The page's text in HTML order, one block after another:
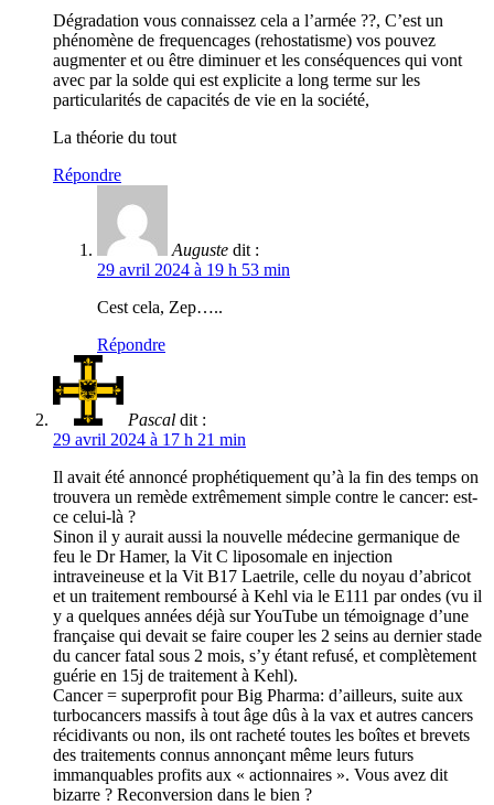
Dégradation vous connaissez cela a l’armée ??, C’est un
phénomène de frequencages (rehostatisme) vos pouvez
augmenter et ou être diminuer et les conséquences qui vont
avec par la solde qui est explicite a long terme sur les
particularités de capacités de vie en la société,
La théorie du tout
Répondre
Auguste dit :
29 avril 2024 à 19 h 53 min
Cest cela, Zep…..
Répondre
Pascal dit :
29 avril 2024 à 17 h 21 min
Il avait été annoncé prophétiquement qu’à la fin des temps on
trouvera un remède extrêmement simple contre le cancer: est-
ce celui-là ?
Sinon il y aurait aussi la nouvelle médecine germanique de
feu le Dr Hamer, la Vit C liposomale en injection
intraveineuse et la Vit B17 Laetrile, celle du noyau d’abricot
et un traitement remboursé à Kehl via le E111 par ondes (vu il
y a quelques années déjà sur YouTube un témoignage d’une
française qui devait se faire couper les 2 seins au dernier stade
du cancer fatal sous 2 mois, s’y étant refusé, et complètement
guérie en 15j de traitement à Kehl).
Cancer = superprofit pour Big Pharma: d’ailleurs, suite aux
turbocancers massifs à tout âge dûs à la vax et autres cancers
récidivants ou non, ils ont racheté toutes les boîtes et brevets
des traitements connus annonçant même leurs futurs
immanquables profits aux « actionnaires ». Vous avez dit
bizarre ? Reconversion dans le bien ?